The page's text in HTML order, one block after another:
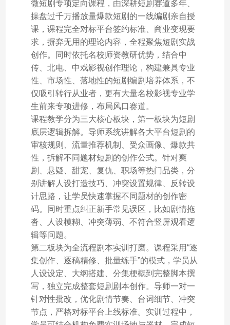
微短剧专项定向课程，由深耕短剧赛道多年、
操盘过千万播放量爆款短剧的一线编剧亲自授
课，课程完全对标平台签约标准、商业变现要
求，摒弃无用的理论内容，全程聚焦短剧实战
创作。同时依托名校师资教研优势，结合中
传、北电、中戏影视创作理论，构建兼具专业
性、市场性、落地性的短剧编剧培养体系，不
仅吸引转行从业者，更有大量名校影视专业学
生前来专项进修，布局风口赛道。
课程教学分为三大核心板块，第一板块为短剧
底层逻辑拆解。导师系统讲解各大平台短剧的
审核规则、流量推荐机制、受众画像、爆款共
性，拆解不同题材短剧的创作公式。针对爽
剧、悬疑、甜宠、复仇、职场等热门品类，分
别讲解人设打造技巧、冲突设置规律、反转设
计思路，让学员快速掌握不同题材的创作密
码。同时重点纠正新手常见误区，比如剧情拖
沓、人设模糊、冲突薄弱、不符合竖屏观看逻
辑等问题。
第二板块为全流程剧本实训打磨。课程采用“逐
集创作、逐稿精修、批量练手”的模式，学员从
人设设定、大纲搭建、分集梗概到完整脚本撰
写，独立完成整套短剧剧本创作。导师一对一
针对性批改，优化剧情节奏、台词细节、冲突
节点，严格对标平台上线标准。实训过程中，